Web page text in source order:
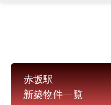
赤坂駅
新築物件一覧